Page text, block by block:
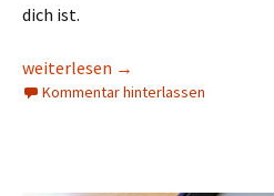
dich ist.
Die 4 Stunden Woche
weiterlesen →
Kommentar hinterlassen